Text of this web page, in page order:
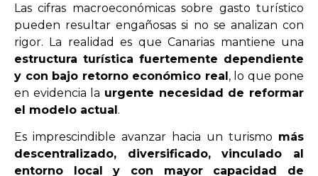
Las cifras macroeconómicas sobre gasto turístico
pueden resultar engañosas si no se analizan con
rigor. La realidad es que Canarias mantiene una
estructura turística fuertemente dependiente
y con bajo retorno económico real, lo que pone
en evidencia la urgente necesidad de reformar
el modelo actual.
Es imprescindible avanzar hacia un turismo más
descentralizado, diversificado, vinculado al
entorno local y con mayor capacidad de